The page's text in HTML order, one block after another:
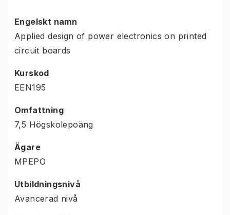
Engelskt namn
Applied design of power electronics on printed
circuit boards
Kurskod
EEN195
Omfattning
7,5 Högskolepoäng
Ägare
MPEPO
Utbildningsnivå
Avancerad nivå